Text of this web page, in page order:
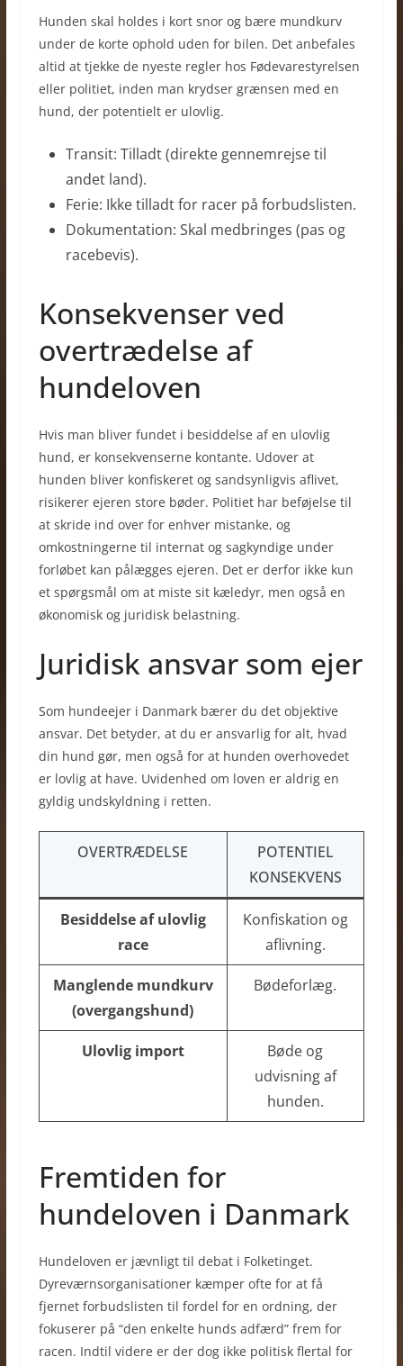
Hunden skal holdes i kort snor og bære mundkurv
under de korte ophold uden for bilen. Det anbefales
altid at tjekke de nyeste regler hos Fødevarestyrelsen
eller politiet, inden man krydser grænsen med en
hund, der potentielt er ulovlig.
Transit: Tilladt (direkte gennemrejse til
andet land).
Ferie: Ikke tilladt for racer på forbudslisten.
Dokumentation: Skal medbringes (pas og
racebevis).
Konsekvenser ved
overtrædelse af
hundeloven
Hvis man bliver fundet i besiddelse af en ulovlig
hund, er konsekvenserne kontante. Udover at
hunden bliver konfiskeret og sandsynligvis aflivet,
risikerer ejeren store bøder. Politiet har beføjelse til
at skride ind over for enhver mistanke, og
omkostningerne til internat og sagkyndige under
forløbet kan pålægges ejeren. Det er derfor ikke kun
et spørgsmål om at miste sit kæledyr, men også en
økonomisk og juridisk belastning.
Juridisk ansvar som ejer
Som hundeejer i Danmark bærer du det objektive
ansvar. Det betyder, at du er ansvarlig for alt, hvad
din hund gør, men også for at hunden overhovedet
er lovlig at have. Uvidenhed om loven er aldrig en
gyldig undskyldning i retten.
OVERTRÆDELSE
POTENTIEL
KONSEKVENS
Besiddelse af ulovlig
race
Konfiskation og
aflivning.
Manglende mundkurv
(overgangshund)
Bødeforlæg.
Ulovlig import
Bøde og
udvisning af
hunden.
Fremtiden for
hundeloven i Danmark
Hundeloven er jævnligt til debat i Folketinget.
Dyreværnsorganisationer kæmper ofte for at få
fjernet forbudslisten til fordel for en ordning, der
fokuserer på “den enkelte hunds adfærd” frem for
racen. Indtil videre er der dog ikke politisk flertal for